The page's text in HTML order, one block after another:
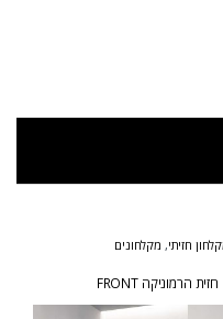
חזיתי, מקלחונים
חזית הרמוניקה FRONT